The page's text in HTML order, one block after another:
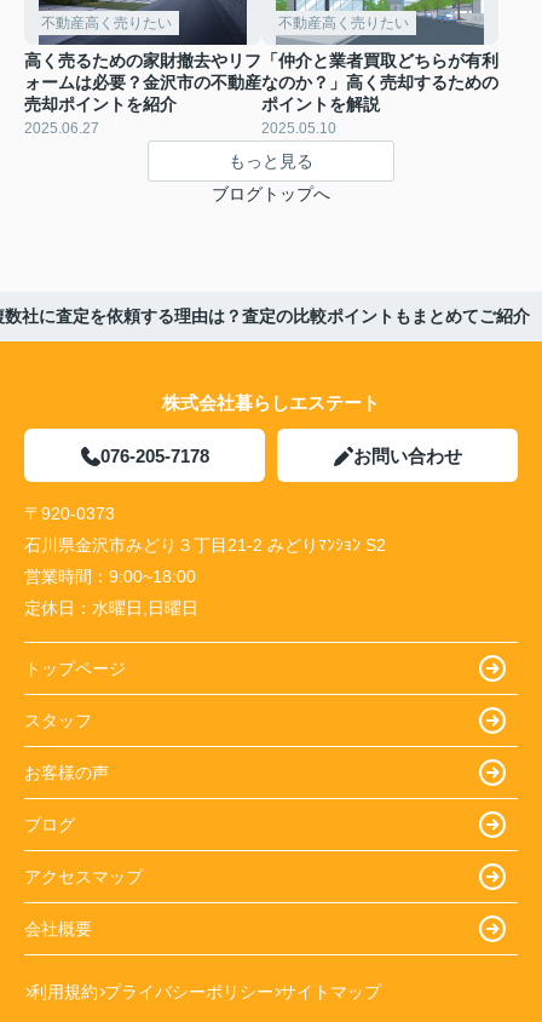
不動産高く売りたい
高く売るための家財撤去やリフ
ォームは必要？金沢市の不動産
売却ポイントを紹介
2025.06.27
不動産高く売りたい
「仲介と業者買取どちらが有利
なのか？」高く売却するための
ポイントを解説
2025.05.10
もっと見る
ブログトップへ
社に査定を依頼する理由は？査定の比較ポイントもまとめてご紹介
株式会社暮らしエステート
076-205-7178 お問い合わせ
〒920-0373
石川県金沢市みどり３丁目21-2 みどりﾏﾝｼｮﾝ S2
営業時間： 9:00~18:00
定休日： 水曜日,日曜日
トップページ
スタッフ
お客様の声
ブログ
アクセスマップ
会社概要
利用規約 プライバシーポリシー サイトマップ